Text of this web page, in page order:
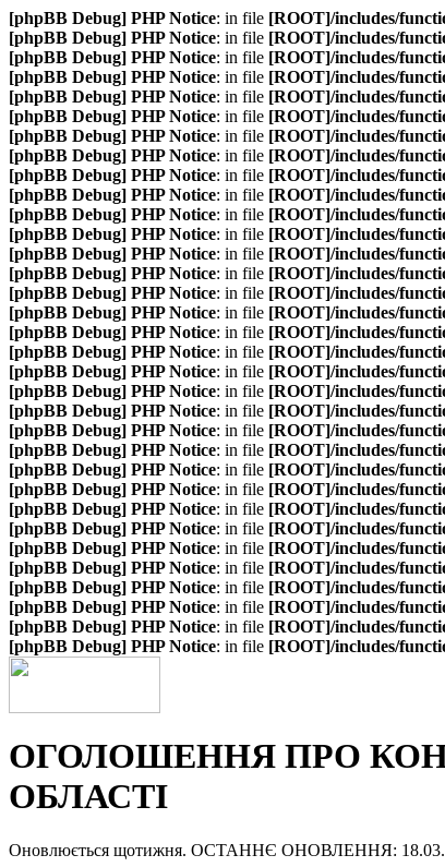
[phpBB Debug] PHP Notice: in file [ROOT]/includes/
[phpBB Debug] PHP Notice: in file [ROOT]/includes/
[phpBB Debug] PHP Notice: in file [ROOT]/includes/
[phpBB Debug] PHP Notice: in file [ROOT]/includes/
[phpBB Debug] PHP Notice: in file [ROOT]/includes/
[phpBB Debug] PHP Notice: in file [ROOT]/includes/
[phpBB Debug] PHP Notice: in file [ROOT]/includes/
[phpBB Debug] PHP Notice: in file [ROOT]/includes/
[phpBB Debug] PHP Notice: in file [ROOT]/includes/
[phpBB Debug] PHP Notice: in file [ROOT]/includes/
[phpBB Debug] PHP Notice: in file [ROOT]/includes/
[phpBB Debug] PHP Notice: in file [ROOT]/includes/
[phpBB Debug] PHP Notice: in file [ROOT]/includes/
[phpBB Debug] PHP Notice: in file [ROOT]/includes/
[phpBB Debug] PHP Notice: in file [ROOT]/includes/
[phpBB Debug] PHP Notice: in file [ROOT]/includes/
[phpBB Debug] PHP Notice: in file [ROOT]/includes/
[phpBB Debug] PHP Notice: in file [ROOT]/includes/
[phpBB Debug] PHP Notice: in file [ROOT]/includes/
[phpBB Debug] PHP Notice: in file [ROOT]/includes/
[phpBB Debug] PHP Notice: in file [ROOT]/includes/
[phpBB Debug] PHP Notice: in file [ROOT]/includes/
[phpBB Debug] PHP Notice: in file [ROOT]/includes/
[phpBB Debug] PHP Notice: in file [ROOT]/includes/
[phpBB Debug] PHP Notice: in file [ROOT]/includes/
[phpBB Debug] PHP Notice: in file [ROOT]/includes/
[phpBB Debug] PHP Notice: in file [ROOT]/includes/
[phpBB Debug] PHP Notice: in file [ROOT]/includes/
[phpBB Debug] PHP Notice: in file [ROOT]/includes/
[phpBB Debug] PHP Notice: in file [ROOT]/includes/
[phpBB Debug] PHP Notice: in file [ROOT]/includes/
[phpBB Debug] PHP Notice: in file [ROOT]/includes/
[phpBB Debug] PHP Notice: in file [ROOT]/includes/
ОГОЛОШЕННЯ ПРО
ОБЛАСТІ
Оновлюється щотижня. ОСТАННЄ ОНОВЛЕННЯ: